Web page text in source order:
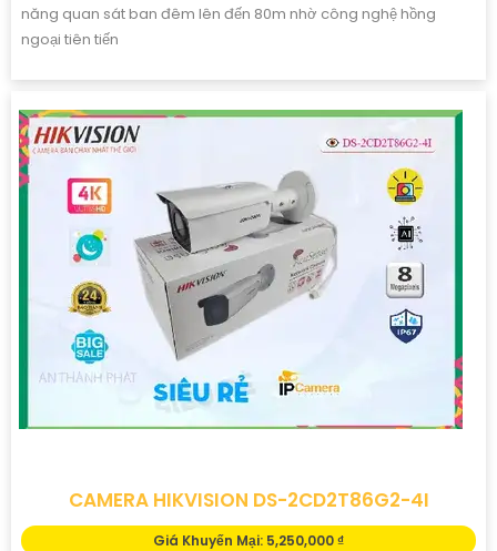
năng quan sát ban đêm lên đến 80m nhờ công nghệ hồng
ngoại tiên tiến
CAMERA HIKVISION DS-2CD2T86G2-4I
Giá Khuyến Mại: 5,250,000 ₫